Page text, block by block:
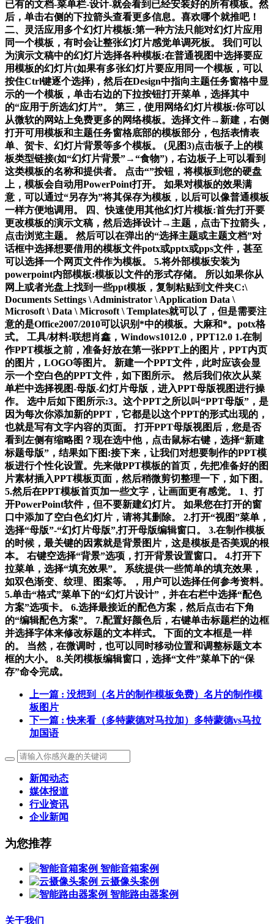
已有的文档-菜单栏-设计-就会看到已经安装好的所有模板。然
后，单击右侧的下拉箭头查看更多信息。喜欢哪个就推吧！
二、灵活应用多个幻灯片模板:第一种方法只能对幻灯片应用
同一个模板，有时会让整张幻灯片感觉单调死板。 我们可以
为演示文稿中的幻灯片选择各种模板:在普通视图中选择要应
用模板的幻灯片(如果有多张幻灯片要应用同一个模板，可以
按住Ctrl键逐个选择)，然后在Design中指向主题任务窗格中显
示的一个模板，单击右边的下拉按钮打开菜单，选择其中
的“应用于所选幻灯片”。 第三，使用网络幻灯片模板:你可以
从微软的网站上免费更多的网络模板。选择文件→新建，右侧
打开可用模板和主题任务窗格底部的模板部分，包括表情表
单、贺卡、幻灯片背景等多个模板。 (见图3)点击板子上的模
板类型链接(如“幻灯片背景”→“食物”)，右边板子上可以看到
这类模板的名称和提供者。 点击“”按钮，将模板到您的硬盘
上，模板会自动用PowerPoint打开。 如果对模板的效果满
意，可以通过“另存为”将其保存为模板，以后可以像普通模板
一样方便地调用。 四、快速使用其他幻灯片模板:首先打开要
更改模板的演示文稿，然后选择设计→主题，点击下拉箭头，
点击浏览主题。 然后可以在弹出的“选择主题或主题文档”对
话框中选择想要借用的模板文件potx或pptx或pps文件，甚至
可以选择一个网页文件作为模板。 5.将外部模板安装为
powerpoint内部模板:模板以文件的形式存储。 所以如果你从
网上或者光盘上找到一些ppt模板，复制粘贴到文件夹C:\
Documents Settings \ Administrator \ Application Data \
Microsoft \ Data \ Microsoft \ Templates就可以了，但是需要注
意的是Office2007/2010可以识别*中的模板。大麻和*。potx格
式。 工具/材料:联想肖鑫，Windows1012.0，PPT12.0 1.在制
作PPT模板之前，准备好放在第一张PPT上的图片，PPT内页
的图片，LOGO等图片。 新建一个PPT文件，此时应该会显
示一个空白色的PPT文件，如下图所示。 然后我们依次从菜
单栏中选择视图-母版-幻灯片母版，进入PPT母版视图进行操
作。 选中后如下图所示:3。这个PPT之所以叫“PPT母版”，是
因为每次你添加新的PPT，它都是以这个PPT的形式出现的，
也就是写有文字内容的页面。 打开PPT母版视图后，您是否
看到左侧有缩略图？现在选中他，点击鼠标右键，选择“新建
标题母版”，结果如下图:接下来，让我们对想要制作的PPT模
板进行个性化设置。先来做PPT模板的首页，先把准备好的图
片素材插入PPT模板页面，然后稍微剪切整理一下，如下图。
5.然后在PPT模板首页加一些文字，让画面更有感觉。 1、打
开PowerPoint软件，但不要新建幻灯片。 如果您在打开的窗
口中添加了空白色幻灯片，请将其删除。 2.打开“视图”菜单，
选择“母版”-“幻灯片母版”,打开母版编辑窗口。 3.在制作模板
的时候，最关键的因素就是背景图片，这是模板是否美观的根
本。 右键空选择“背景”选项，打开背景设置窗口。 4.打开下
拉菜单，选择“填充效果”。 系统提供一些简单的填充效果，
如双色渐变、纹理、图案等。，用户可以选择任何参考资料。
5.单击“格式”菜单下的“幻灯片设计”，并在右栏中选择“配色
方案”选项卡。 6.选择最接近的配色方案，然后点击右下角
的“编辑配色方案”。 7.配置好颜色后，右键单击标题栏的边框
并选择字体来修改标题的文本样式。 下面的文本框是一样
的。 当然，在微调时，也可以同时移动位置和调整标题文本
框的大小。 8.关闭模板编辑窗口，选择“文件”菜单下的“保
存”命令完成。
上一篇 : 没想到（名片的制作模板免费）名片的制作模
板图片
下一篇 : 快来看（多特蒙德对马拉加）多特蒙德vs马拉
加国语
新闻动态
媒体报道
行业资讯
企业新闻
为您推荐
智能音箱案例
云摄像头案例
智能路由器案例
关于我们